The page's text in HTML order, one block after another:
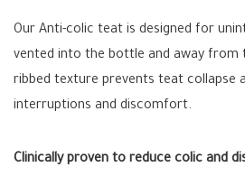
Our Anti-colic teat is designed for
vented into the bottle and away from
ribbed texture prevents teat collapse
interruptions and discomfort.
Clinically proven to reduce colic and